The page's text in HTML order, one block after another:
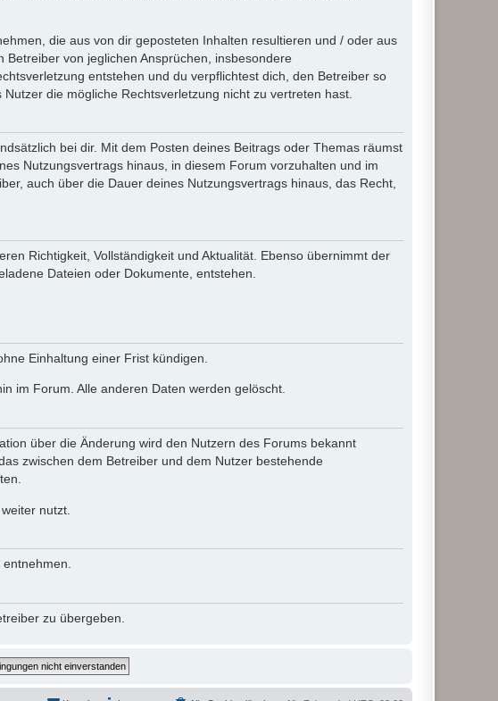
die aus von dir geposteten Inhalten resultieren und / oder aus
von jeglichen Ansprüchen, insbesondere
entstehen und du verpflichtest dich, den Betreiber so
die mögliche Rechtsverletzung nicht zu vertreten hast.
bei dir. Mit dem Posten deines Beitrags oder Themas räumst
Nutzungsvertrags hinaus, in diesem Forum vorzuhalten und im
auch über die Dauer deines Nutzungsvertrags hinaus, das Recht,
Richtigkeit, Vollständigkeit und Aktualität. Ebenso übernimmt der
Dateien oder Dokumente, entstehen.
Einhaltung einer Frist kündigen.
im Forum. Alle anderen Daten werden gelöscht.
über die Änderung wird den Nutzern des Forums bekannt
zwischen dem Betreiber und dem Nutzer bestehende
nutzt.
zu übergeben.